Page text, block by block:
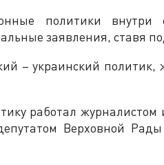
политики
заявления, ставя
– украинский политик,
работал
Верховной